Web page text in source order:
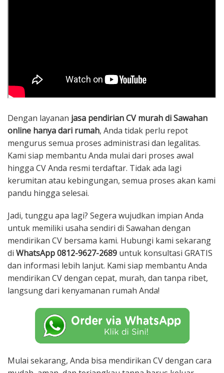
Dengan layanan jasa pendirian CV murah di Sawahan
online hanya dari rumah, Anda tidak perlu repot
mengurus semua proses administrasi dan legalitas.
Kami siap membantu Anda mulai dari proses awal
hingga CV Anda resmi terdaftar. Tidak ada lagi
kerumitan atau kebingungan, semua proses akan kami
pandu hingga selesai.
Jadi, tunggu apa lagi? Segera wujudkan impian Anda
untuk memiliki usaha sendiri di Sawahan dengan
mendirikan CV bersama kami. Hubungi kami sekarang
di WhatsApp 0812-9627-2689 untuk konsultasi GRATIS
dan informasi lebih lanjut. Kami siap membantu Anda
mendirikan CV dengan cepat, murah, dan tanpa ribet,
langsung dari kenyamanan rumah Anda!
Mulai sekarang, Anda bisa mendirikan CV dengan cara